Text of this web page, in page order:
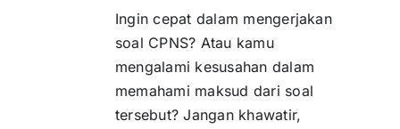
Ingin cepat dalam mengerjakan
soal CPNS? Atau kamu
mengalami kesusahan dalam
memahami maksud dari soal
tersebut? Jangan khawatir,